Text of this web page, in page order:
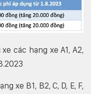
các hạng xe A1, A2,
xe B1, B2, C, D, E, F,